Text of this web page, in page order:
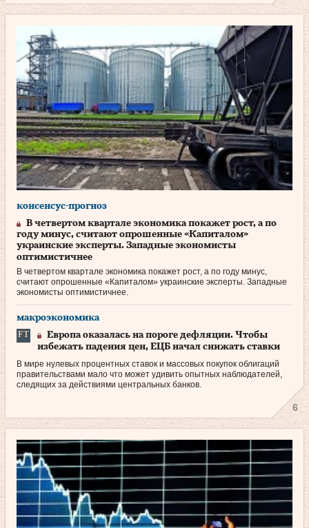
консенсус-прогноз
В четвертом квартале экономика покажет рост, а по
году минус, считают опрошенные «Капиталом»
украинские эксперты. Западные экономисты
оптимистичнее
В четвертом квартале экономика покажет рост, а по году минус,
считают опрошенные «Капиталом» украинские эксперты. Западные
экономисты оптимистичнее.
макроэкономика
Европа оказалась на пороге дефляции. Чтобы
избежать падения цен, ЕЦБ начал снижать ставки
В мире нулевых процентных ставок и массовых покупок облигаций
правительствами мало что может удивить опытных наблюдателей,
следящих за действиями центральных банков.
6